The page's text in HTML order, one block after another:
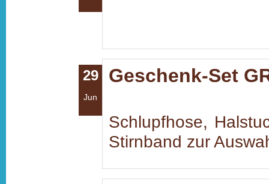
29
Jun
Geschenk-Set
Schlupfhose,
Stirnband zur